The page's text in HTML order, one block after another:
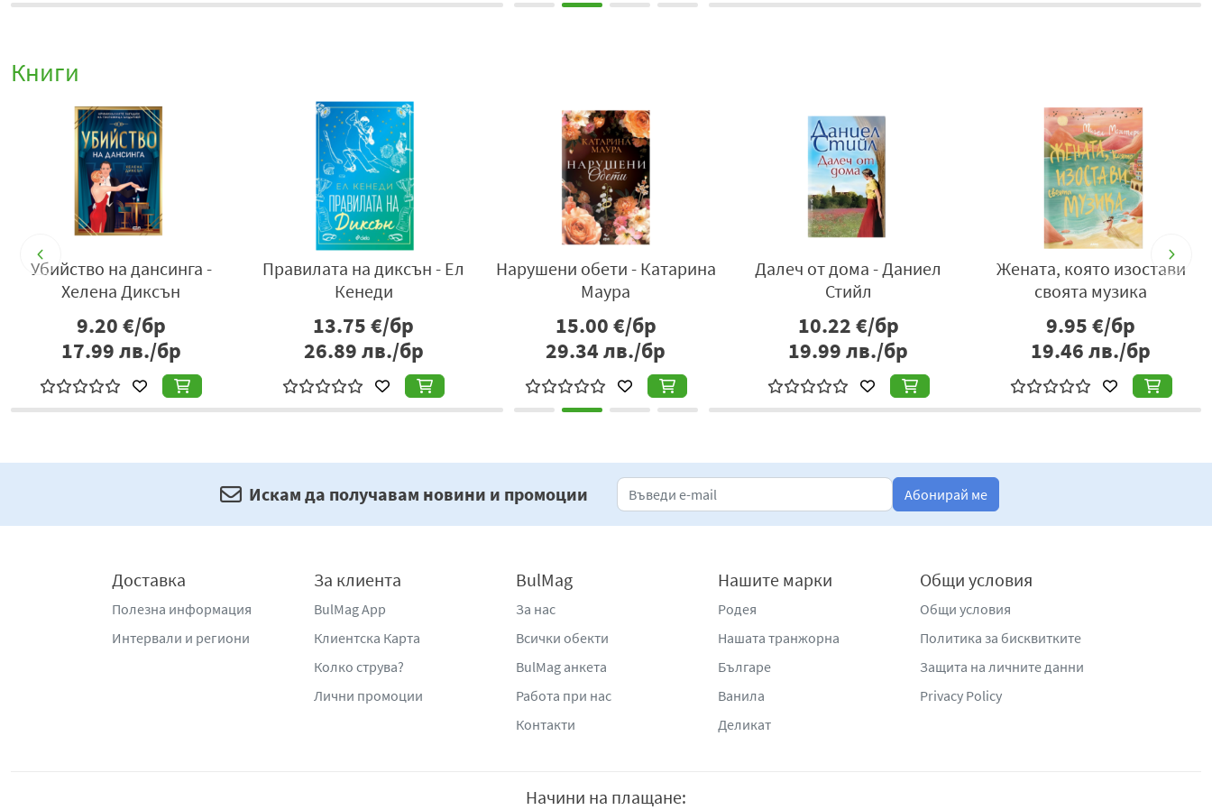
Книги
Убийство на дансинга -
Хелена Диксън
9.20€/бр
17.99лв./бр
Правилата на диксън - Ел
Кенеди
13.75€/бр
26.89лв./бр
Нарушени обети - Катарина
Маура
15.00€/бр
29.34лв./бр
Далеч от дома - Даниел
Стийл
10.22€/бр
19.99лв./бр
Жената, която изостави
своята музика
9.95€/бр
19.46лв./бр
Искам да получавам новини и промоции Абонирай ме
Доставка
Полезна информация
Интервали и региони
За клиента
BulMag App
Клиентска Карта
Колко струва?
Лични промоции
BulMag
За нас
Всички обекти
BulMag анкета
Работа при нас
Контакти
Нашите марки
Родея
Нашата транжорна
Българе
Ванила
Деликат
Общи условия
Общи условия
Политика за бисквитките
Защита на личните данни
Privacy Policy
Начини на плащане: